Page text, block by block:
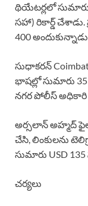
థియేటర్లలో సుమారు
సహా) రికార్డ్
400
సుధాకరన్
భాషల్లో సుమారు
నగర పోలీస్ అధికారి
అర్సలాన్ అహ్మద్
చేసి, లింకులను
సుమారు USD
చర్యలు